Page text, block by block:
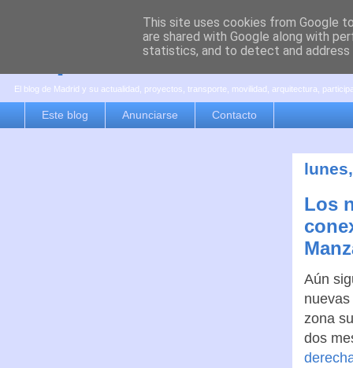
es por madrid
El blog de Madrid y su actualidad, proyectos, transporte, movilidad, arquitectura,
Este blog Anunciarse Contacto
Los
Aún
zona
dos
This site uses cookies from Google
are shared with Google along with
statistics, and to detect and address